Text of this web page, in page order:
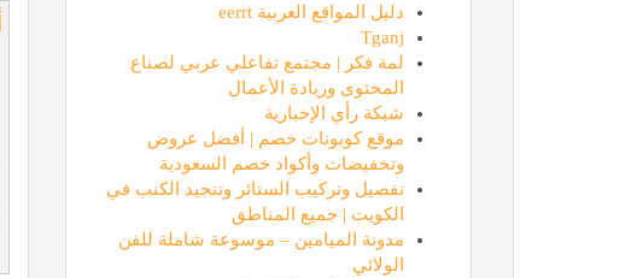
دليل المواقع العربية eerrt
Tganj
لمة فكر | مجتمع تفاعلي عربي لصناع
المحتوى وريادة الأعمال
شبكة رأي الإخبارية
موقع كوبونات خصم | أفضل عروض
وتخفيضات وأكواد خصم السعودية
تفصيل وتركيب الستائر وتنجيد الكنب في
الكويت | جميع المناطق
مدونة الميامين – موسوعة شاملة للفن
الولائي